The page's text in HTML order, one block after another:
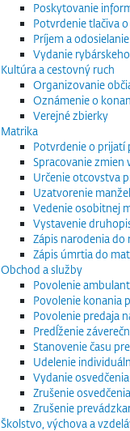
Poskytovanie
Potvrdenie tlačiva
Príjem a
Vydanie
Kultúra a cestovný ruch
Organizovanie
Oznámenie o
Verejné zbierky
Matrika
Potvrdenie o prijatí
Spracovanie zmien
Určenie otcovstva
Uzatvorenie
Vedenie osobitnej
Vystavenie
Zápis narodenia do
Zápis úmrtia do
Obchod a služby
Povolenie
Povolenie konania
Povolenie predaja
Predĺženie
Stanovenie času
Udelenie
Vydanie
Zrušenie
Zrušenie
Školstvo, výchova a